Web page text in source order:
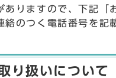
ありますので、下記「
絡のつく電話番号を記
り扱いについて